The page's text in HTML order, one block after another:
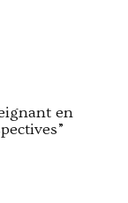
en